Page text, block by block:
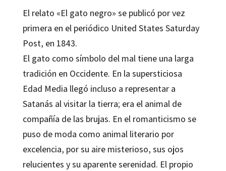
El relato «El gato negro» se publicó por vez
primera en el periódico United States Saturday
Post, en 1843.
El gato como símbolo del mal tiene una larga
tradición en Occidente. En la supersticiosa
Edad Media llegó incluso a representar a
Satanás al visitar la tierra; era el animal de
compañía de las brujas. En el romanticismo se
puso de moda como animal literario por
excelencia, por su aire misterioso, sus ojos
relucientes y su aparente serenidad. El propio